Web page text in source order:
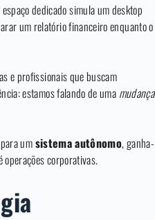
dedicado simula um desktop
um relatório financeiro enquanto o
e profissionais que buscam
estamos falando de uma mudança
umsistema autônomo, ganha-
corporativas.